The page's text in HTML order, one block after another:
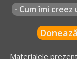
- Cum îmi creez
Materialele